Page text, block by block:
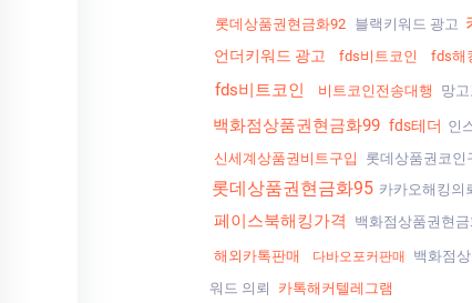
롯데상품권현금화92 블랙키워드 광고
언더키워드 광고
fds비트코인 fds해
fds비트코인 비트코인전송대행 망
백화점상품권현금화99 fds테더 인
신세계상품권비트구입
롯데상품권코인
롯데상품권현금화95 카카오해킹의
페이스북해킹가격 백화점상품권현
해외카톡판매 다바오포커판매 백화점
워드 의뢰
카톡해커텔레그램